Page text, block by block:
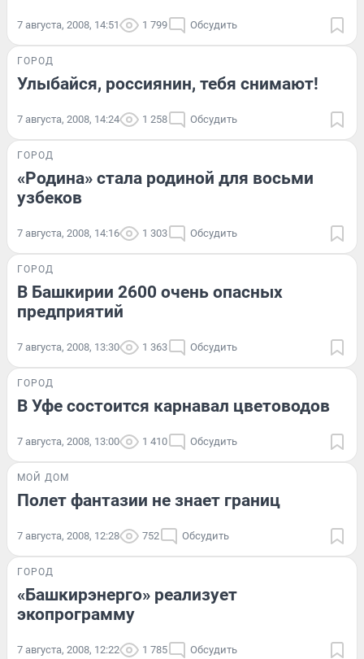
7 августа, 2008, 14:51 1 799 Обсудить
ГОРОД
Улыбайся, россиянин, тебя снимают!
7 августа, 2008, 14:24 1 258 Обсудить
ГОРОД
«Родина» стала родиной для восьми
узбеков
7 августа, 2008, 14:16 1 303 Обсудить
ГОРОД
В Башкирии 2600 очень опасных
предприятий
7 августа, 2008, 13:30 1 363 Обсудить
ГОРОД
В Уфе состоится карнавал цветоводов
7 августа, 2008, 13:00 1 410 Обсудить
МОЙ ДОМ
Полет фантазии не знает границ
7 августа, 2008, 12:28 752 Обсудить
ГОРОД
«Башкирэнерго» реализует
экопрограмму
7 августа, 2008, 12:22 1 785 Обсудить